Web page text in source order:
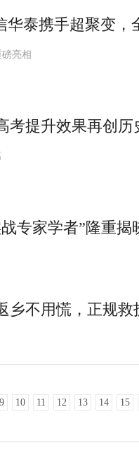
华泰携手超聚变
亮相
考提升效果再创历
专家学者”隆重揭
乡不用慌，正规
9 10 11 12 13 14 15